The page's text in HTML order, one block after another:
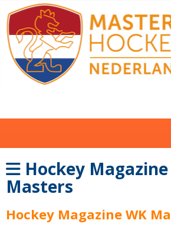
Hockey Magazine
Masters
Hockey Magazine WK